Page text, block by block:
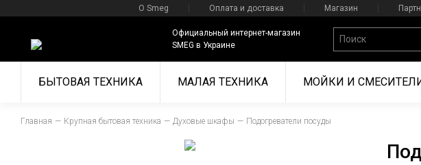
О Smeg Оплата и доставка Магазин
Официальный интернет-магазин
SMEG в Украине
БЫТОВАЯ ТЕХНИКА МАЛАЯ ТЕХНИКА МОЙКИ И
Главная Крупная бытовая техника Духовые шкафы Подогреватели посуды